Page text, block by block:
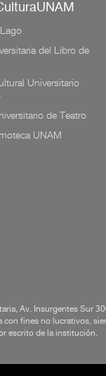
del Libro de
Universitario
de Teatro
UNAM
Av. Insurgentes Sur
fines no lucrativos,
escrito de la institución.